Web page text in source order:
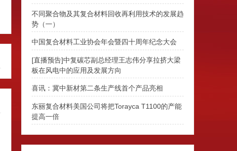
不同聚合物及其复合材料回收再利用技术的发展趋
势（一）
中国复合材料工业协会年会暨四十周年纪念大会
[直播预告]中复碳芯副总经理王志伟分享拉挤大梁
板在风电中的应用及发展方向
喜讯：冀中新材第二条生产线首个产品亮相
东丽复合材料美国公司将把Torayca T1100的产能
提高一倍